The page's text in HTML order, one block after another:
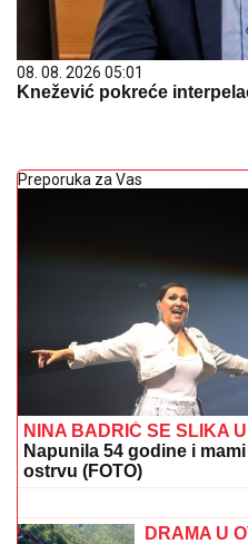
08. 08. 2026 05:01
Knežević pokreće
Preporuka za Vas
NINA BADRIĆ SE SLIKA
Napunila 54 godine i
ostrvu (FOTO)
treba da se